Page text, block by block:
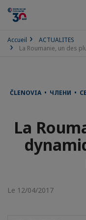
Accueil
ACTUALITES
La Roumanie, un des
ČLENOVIA • ЧЛЕНИ •
La
Le 12/04/2017